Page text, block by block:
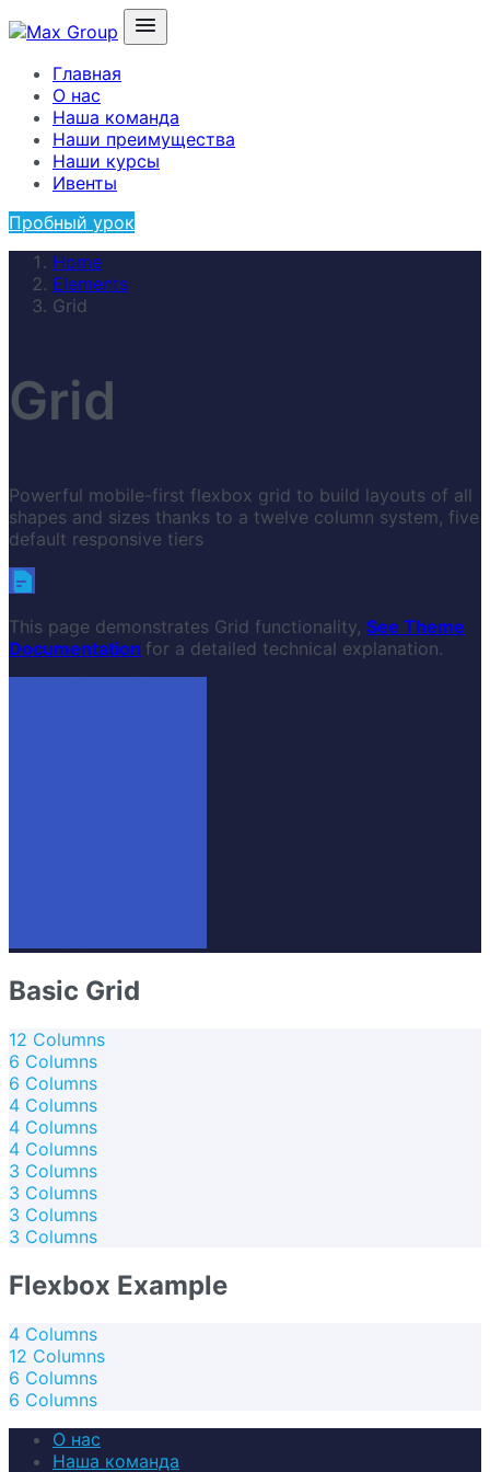
Главная
О нас
Наша команда
Наши преимущества
Наши курсы
Ивенты
Пробный урок
Home
Elements
Grid
Grid
Powerful mobile-first flexbox grid to build layouts of all
shapes and sizes thanks to a twelve column system, five
default responsive tiers
This page demonstrates Grid functionality, See Theme
Documentation for a detailed technical explanation.
Basic Grid
12 Columns
6 Columns
6 Columns
4 Columns
4 Columns
4 Columns
3 Columns
3 Columns
3 Columns
3 Columns
Flexbox Example
4 Columns
12 Columns
6 Columns
6 Columns
О нас
Наша команда